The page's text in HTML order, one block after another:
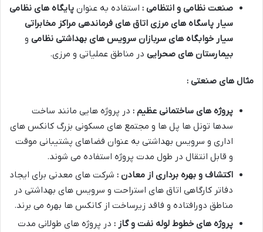
صنعت نظامی و انتظامی : استفاده به عنوان پایگاه های نظامی
سیار پاسگاه های مرزی اتاق های فرماندهی مراکز مخابراتی
سیار خوابگاه های سربازان سرویس های بهداشتی نظامی و
بیمارستان های صحرایی در مناطق عملیاتی و مرزی.
مثال های صنعتی :
پروژه های ساختمانی عظیم : در پروژه هایی مانند ساخت
سدها تونل ها پل ها و مجتمع های مسکونی بزرگ کانکس های
اداری و سرویس بهداشتی به عنوان فضاهای پشتیبانی موقت
و قابل انتقال در طول مدت پروژه استفاده می شوند.
اکتشاف و بهره برداری از معادن : شرکت های معدنی برای ایجاد
دفاتر کارگاهی اتاق های استراحت و سرویس های بهداشتی در
مناطق دورافتاده و فاقد زیرساخت از کانکس ها بهره می برند.
پروژه های خطوط لوله نفت و گاز : در پروژه های طولانی مدت